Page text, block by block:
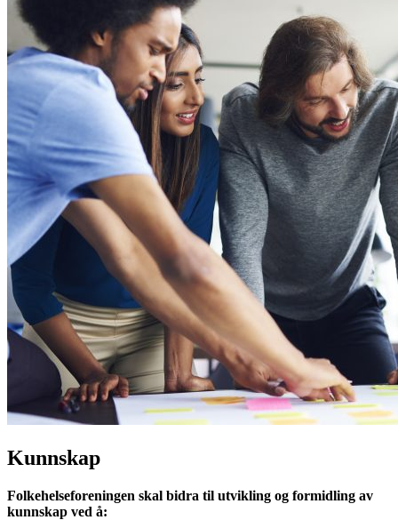
Kunnskap
Folkehelseforeningen skal bidra til utvikling og formidling av
kunnskap ved å: